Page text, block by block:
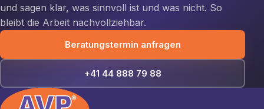
und sagen klar, was sinnvoll ist und was nicht. So
bleibt die Arbeit nachvollziehbar.
Beratungstermin anfragen
+41 44 888 79 88